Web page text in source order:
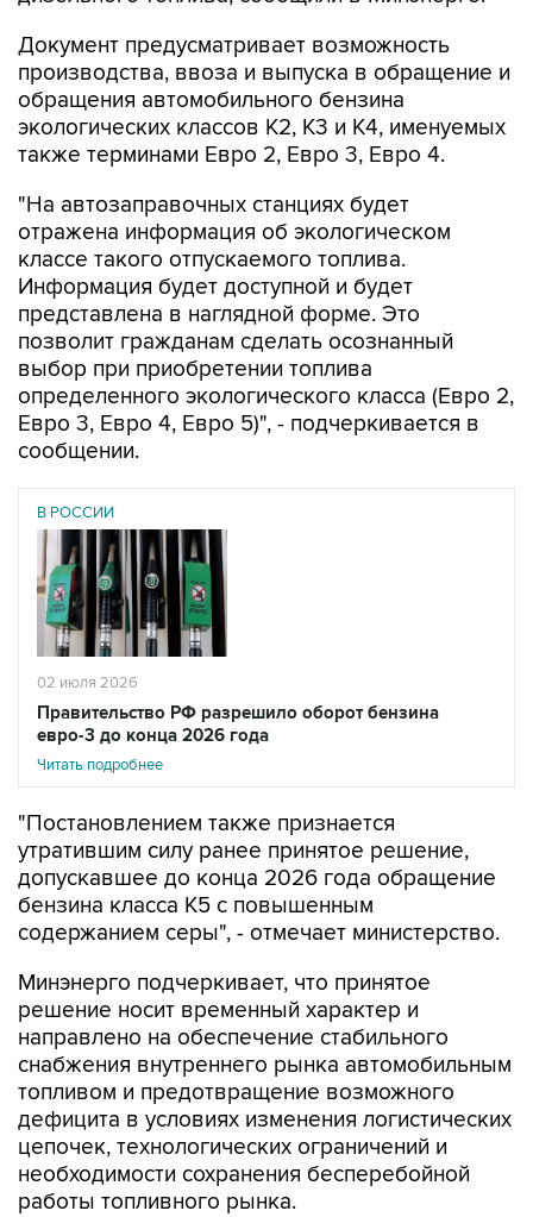
Документ предусматривает возможность
производства, ввоза и выпуска в обращение и
обращения автомобильного бензина
экологических классов К2, К3 и К4, именуемых
также терминами Евро 2, Евро 3, Евро 4.
"На автозаправочных станциях будет
отражена информация об экологическом
классе такого отпускаемого топлива.
Информация будет доступной и будет
представлена в наглядной форме. Это
позволит гражданам сделать осознанный
выбор при приобретении топлива
определенного экологического класса (Евро 2,
Евро 3, Евро 4, Евро 5)", - подчеркивается в
сообщении.
В РОССИИ
02 июля 2026
Правительство РФ разрешило оборот бензина
евро-3 до конца 2026 года
Читать подробнее
"Постановлением также признается
утратившим силу ранее принятое решение,
допускавшее до конца 2026 года обращение
бензина класса К5 с повышенным
содержанием серы", - отмечает министерство.
Минэнерго подчеркивает, что принятое
решение носит временный характер и
направлено на обеспечение стабильного
снабжения внутреннего рынка автомобильным
топливом и предотвращение возможного
дефицита в условиях изменения логистических
цепочек, технологических ограничений и
необходимости сохранения бесперебойной
работы топливного рынка.